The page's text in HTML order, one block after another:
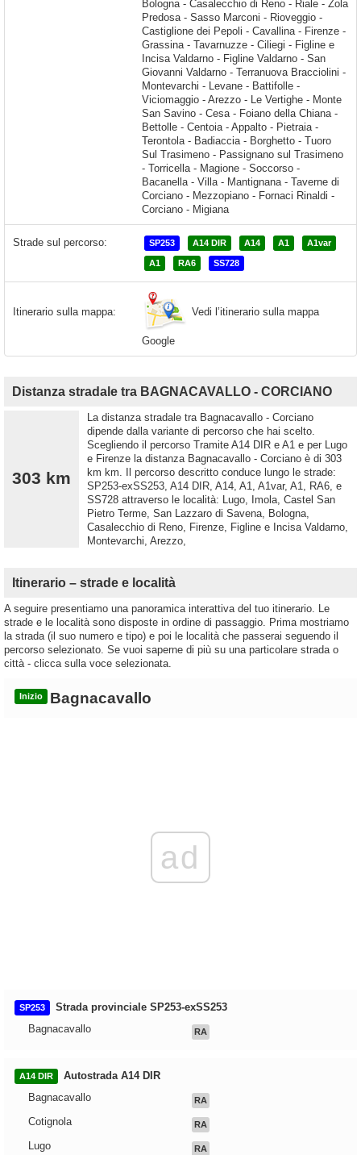
Strade sul percorso: SP253 A14 DIR A14 A1 A1var
A1 RA6 SS728
Itinerario sulla mappa: Vedi l’itinerario sulla mappa
Google
Distanza stradale tra BAGNACAVALLO - CORCIANO
303 km
La distanza stradale tra Bagnacavallo - Corciano
dipende dalla variante di percorso che hai scelto.
Scegliendo il percorso Tramite A14 DIR e A1 e per Lugo
e Firenze la distanza Bagnacavallo - Corciano è di 303
km km. Il percorso descritto conduce lungo le strade:
SP253-exSS253, A14 DIR, A14, A1, A1var, A1, RA6, e
SS728 attraverso le località: Lugo, Imola, Castel San
Pietro Terme, San Lazzaro di Savena, Bologna,
Casalecchio di Reno, Firenze, Figline e Incisa Valdarno,
Montevarchi, Arezzo,
Itinerario – strade e località
A seguire presentiamo una panoramica interattiva del tuo itinerario. Le
strade e le località sono disposte in ordine di passaggio. Prima mostriamo
la strada (il suo numero e tipo) e poi le località che passerai seguendo il
percorso selezionato. Se vuoi saperne di più su una particolare strada o
città - clicca sulla voce selezionata.
Inizio Bagnacavallo
ad
SP253
Strada provinciale SP253-exSS253
Bagnacavallo
RA
A14 DIR
Autostrada A14 DIR
Bagnacavallo
RA
Cotignola RA
Lugo RA